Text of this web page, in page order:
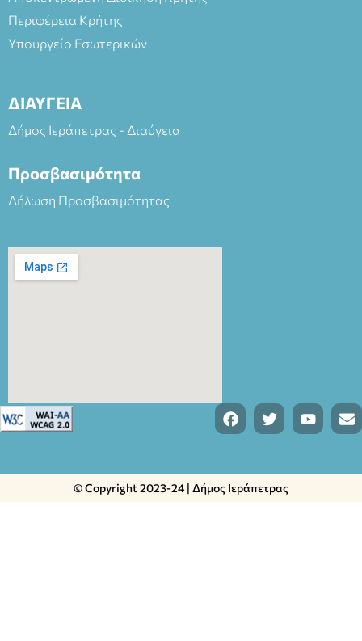
Περιφέρεια Κρήτης
Υπουργείο Εσωτερικών
ΔΙΑΥΓΕΙΑ
Δήμος Ιεράπετρας - Διαύγεια
Προσβασιμότητα
Δήλωση Προσβασιμότητας
© Copyright 2023-24 | Δήμος Ιεράπετρας